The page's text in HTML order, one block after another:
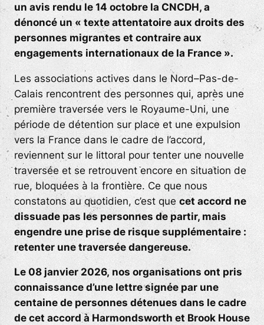
un avis rendu le 14 octobre la CNCDH, a
dénoncé un « texte attentatoire aux droits des
personnes migrantes et contraire aux
engagements internationaux de la France ».
Les associations actives dans le Nord–Pas-de-
Calais rencontrent des personnes qui, après une
première traversée vers le Royaume-Uni, une
période de détention sur place et une expulsion
vers la France dans le cadre de l’accord,
reviennent sur le littoral pour tenter une nouvelle
traversée et se retrouvent encore en situation de
rue, bloquées à la frontière. Ce que nous
constatons au quotidien, c’est que cet accord ne
dissuade pas les personnes de partir, mais
engendre une prise de risque supplémentaire :
retenter une traversée dangereuse.
Le 08 janvier 2026, nos organisations ont pris
connaissance d’une lettre signée par une
centaine de personnes détenues dans le cadre
de cet accord à Harmondsworth et Brook House